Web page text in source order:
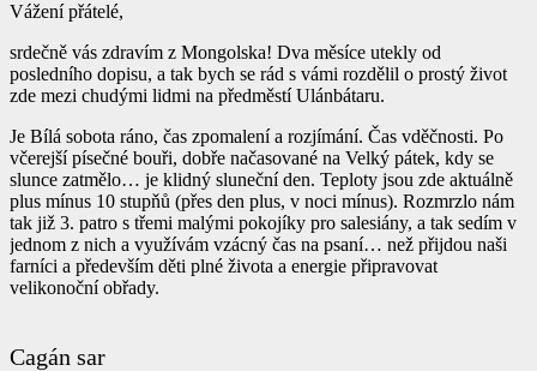
Vážení přátelé,
srdečně vás zdravím z Mongolska! Dva měsíce utekly od
posledního dopisu, a tak bych se rád s vámi rozdělil o prostý život
zde mezi chudými lidmi na předměstí Ulánbátaru.
Je Bílá sobota ráno, čas zpomalení a rozjímání. Čas vděčnosti. Po
včerejší písečné bouři, dobře načasované na Velký pátek, kdy se
slunce zatmělo… je klidný sluneční den. Teploty jsou zde aktuálně
plus mínus 10 stupňů (přes den plus, v noci mínus). Rozmrzlo nám
tak již 3. patro s třemi malými pokojíky pro salesiány, a tak sedím v
jednom z nich a využívám vzácný čas na psaní… než přijdou naši
farníci a především děti plné života a energie připravovat
velikonoční obřady.
Cagán sar